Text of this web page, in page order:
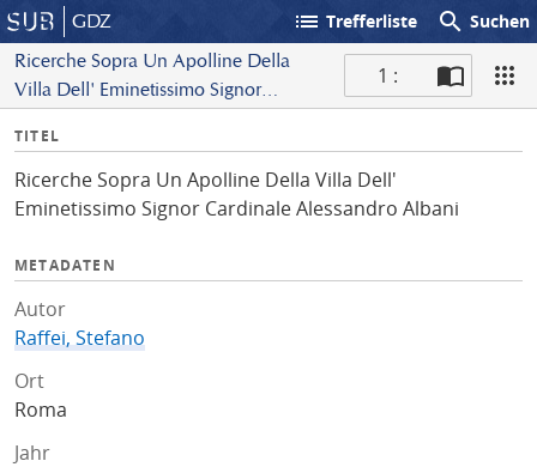
GDZ list Trefferliste search Suchen
Ricerche Sopra Un Apolline Della
Villa Dell' Eminetissimo Signor
1 :
I
f
o
TITEL
Ricerche Sopra Un Apolline Della Villa Dell'
Eminetissimo Signor Cardinale Alessandro Albani
METADATEN
Autor
Raffei, Stefano
Ort
Roma
Jahr